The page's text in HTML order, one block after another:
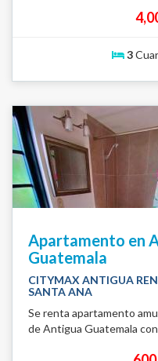
3
Apartamento en
Guatemala
CITYMAX ANTIGUA
SANTA ANA
Se renta apartamento
de Antigua Guatemala